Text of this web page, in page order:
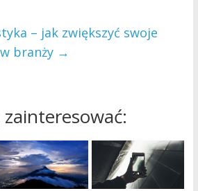
– jak zwiększyć swoje
branży →